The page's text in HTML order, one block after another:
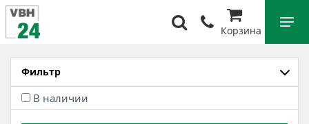
Корзина
Фильтр
В наличии